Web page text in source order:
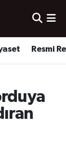
Resmi